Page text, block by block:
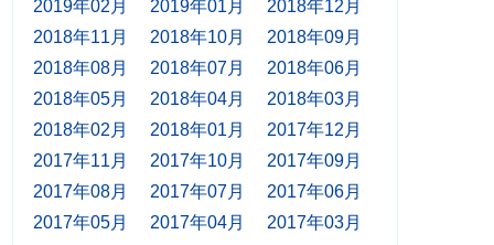
2019年02月
2019年01月
2018年12月
2018年11月
2018年10月
2018年09月
2018年08月
2018年07月
2018年06月
2018年05月
2018年04月
2018年03月
2018年02月
2018年01月
2017年12月
2017年11月
2017年10月
2017年09月
2017年08月
2017年07月
2017年06月
2017年05月
2017年04月
2017年03月